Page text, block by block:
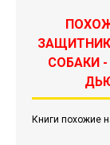
СОБАКИ
Книги похожие